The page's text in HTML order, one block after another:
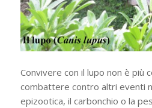
Convivere con il lupo non è più
combattere contro altri eventi
epizootica, il carbonchio o la